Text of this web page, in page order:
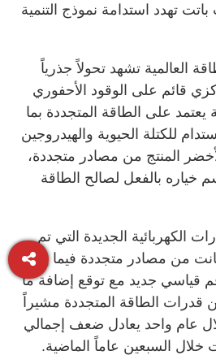
تهدد استدامة نموذج التنمية
العالمية تشهد تحولاً جذرياً
قائم على الوقود الأحفوري
يعتمد على الطاقة المتجددة بما
للكتلة الحيوية والهيدروجين
المنتج من مصادر متجددة،
خياره بالفعل لصالح الطاقة
القدرات الكهربائية الجديدة التي تم
من مصادر متجددة فيما يتجه
قياسي جديد مع توقع إضافة ما
من قدرات الطاقة المتجددة مشيراً
عام واحد يعادل ضعف إجمالي
خلال السبعين عاماً الماضية.